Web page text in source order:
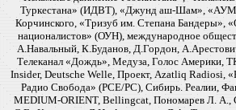
Туркестана» (ИДВТ), «Джунд аш-Шам», «АУМ
Корчинского, «Тризуб им. Степана Бандеры»,
националистов» (ОУН), международное
А.Навальный, К.Буданов, Д.Гордон,
Телеканал «Дождь», Медуза, Голос Америки,
Insider, Deutsche Welle, Проект, Azatliq Radiosi,
Радио Свобода» (PCE/PC), Сибирь. Реалии,
MEDIUM-ORIENT, Bellingcat, Пономарев Л. А.,